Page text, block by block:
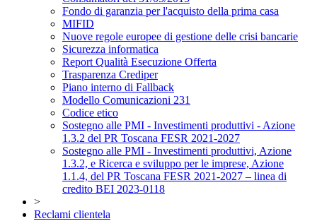
Fondo di garanzia per l'acquisto della prima casa
MIFID
Nuove regole europee di gestione delle crisi bancarie
Sicurezza informatica
Report Qualità Esecuzione Offerta
Trasparenza Crediper
Piano interno di Fallback
Modello Comunicazioni 231
Codice etico
Sostegno alle PMI - Investimenti produttivi - Azione
1.3.2 del PR Toscana FESR 2021-2027
Sostegno alle PMI - Investimenti produttivi, Azione
1.3.2, e Ricerca e sviluppo per le imprese, Azione
1.1.4, del PR Toscana FESR 2021-2027 – linea di
credito BEI 2023-0118
>
Reclami clientela